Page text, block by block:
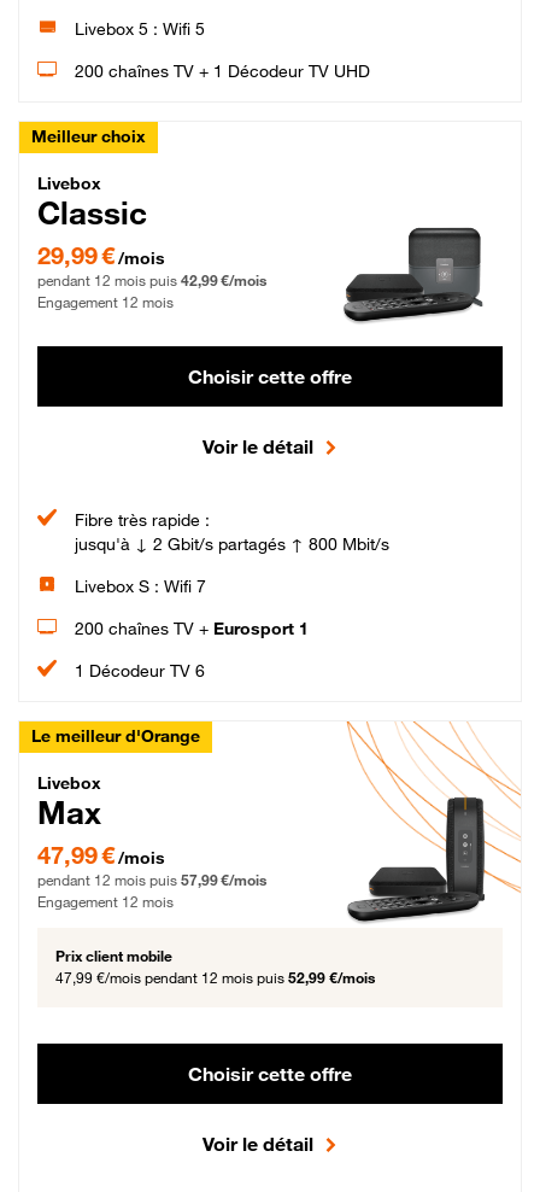
Livebox 5 : Wifi 5
200 chaînes TV + 1 Décodeur TV UHD
Meilleur choix
Livebox Classic Fibre
Livebox
Classic
29,99 € par mois pendant 12 mois puis 42,99 € par mois, Engagement 12 mois
29,99 €/mois
pendant 12 mois puis 42,99 €/mois
Engagement 12 mois
Choisir cette offre
Voir le détail
Fibre très rapide :
jusqu'à ↓ 2 Gbit/s partagés ↑ 800 Mbit/s
Livebox S : Wifi 7
200 chaînes TV + Eurosport 1
1 Décodeur TV 6
Le meilleur d'Orange
Livebox Max Fibre
Livebox
Max
47,99 € par mois pendant 12 mois puis 57,99 € par mois, Engagement 12 mois
47,99 €/mois
pendant 12 mois puis 57,99 €/mois
Engagement 12 mois
Prix client mobile
47,99 €/mois pendant 12 mois puis 52,99 €/mois
Choisir cette offre
Voir le détail